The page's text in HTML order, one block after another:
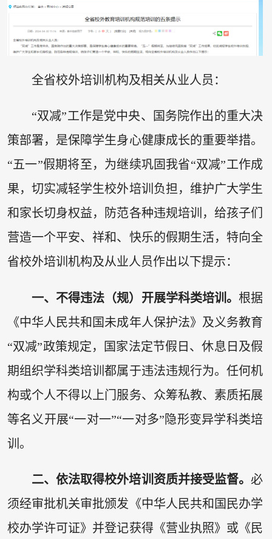
全省校外培训机构及相关从业人员：
“双减”工作是党中央、国务院作出的重大决
策部署，是保障学生身心健康成长的重要举措。
“五一”假期将至，为继续巩固我省“双减”工作成
果，切实减轻学生校外培训负担，维护广大学生
和家长切身权益，防范各种违规培训，给孩子们
营造一个平安、祥和、快乐的假期生活，特向全
省校外培训机构及从业人员作出以下提示：
一、不得违法（规）开展学科类培训。根据
《中华人民共和国未成年人保护法》及义务教育
“双减”政策规定，国家法定节假日、休息日及假
期组织学科类培训都属于违法违规行为。任何机
构或个人不得以上门服务、众筹私教、素质拓展
等名义开展“一对一”“一对多”隐形变异学科类培
训。
二、依法取得校外培训资质并接受监督。必
须经审批机关审批颁发《中华人民共和国民办学
校办学许可证》并登记获得《营业执照》或《民